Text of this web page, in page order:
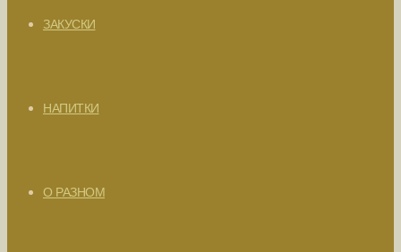
ЗАКУСКИ
НАПИТКИ
О РАЗНОМ